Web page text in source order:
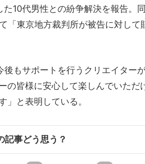
10代男性との紛争解決を報告。
「東京地方裁判所が被告に対して
もサポートを行うクリエイター
皆様に安心して楽しんでいただ
」と表明している。
記事どう思う？